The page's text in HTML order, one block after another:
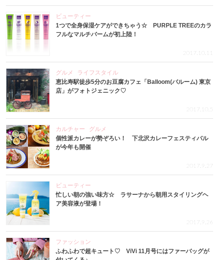
ビューティー
1つで全身保湿ケアができちゃう☆ PURPLE TREEのカラ
フルなマルチバームが初上陸！
2017.10.11
グルメ
ライフスタイル
恵比寿駅徒歩5分のお豆腐カフェ「Balloom(バルーム) 東京
店」がフォトジェニック♡
2017.10.5
カルチャー
グルメ
個性派カレーが勢ぞろい！ 下北沢カレーフェスティバル
が今年も開催
2017.9.27
ビューティー
忙しい朝の強い味方☆ ラサーナから朝用スタイリングヘ
ア美容液が登場！
2017.9.26
ファッション
ふわふわで超キュート♡ ViVi 11月号にはファーバッグが